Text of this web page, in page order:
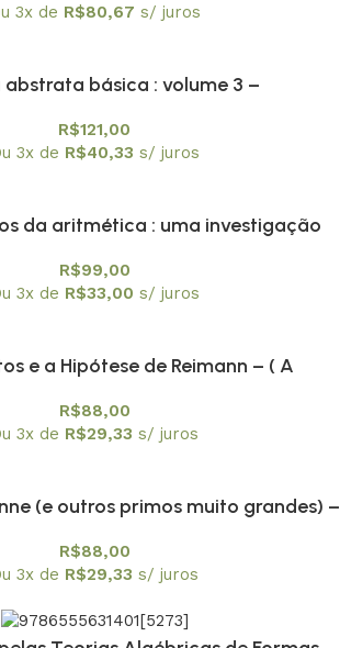
3x de R$80,67 s/ juros
básica : volume 3 –
R$121,00
3x de R$40,33 s/ juros
da aritmética : uma investigação
Textuniversitários 11
R$99,00
3x de R$33,00 s/ juros
e a Hipótese de Reimann – ( A
R$88,00
3x de R$29,33 s/ juros
(e outros primos muito grandes) –
R$88,00
3x de R$29,33 s/ juros